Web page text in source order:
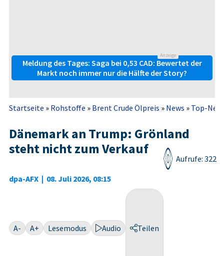
Anzeige
Meldung des Tages: Saga bei 0,53 CAD: Bewertet der
Markt noch immer nur die Hälfte der Story?
Startseite » Rohstoffe » Brent Crude Ölpreis » News » Top-
Dänemark an Trump: Grönland
steht nicht zum Verkauf
dpa-AFX | 08. Juli 2026, 08:15
Aufrufe: 322
A- A+ Lesemodus Audio Teilen